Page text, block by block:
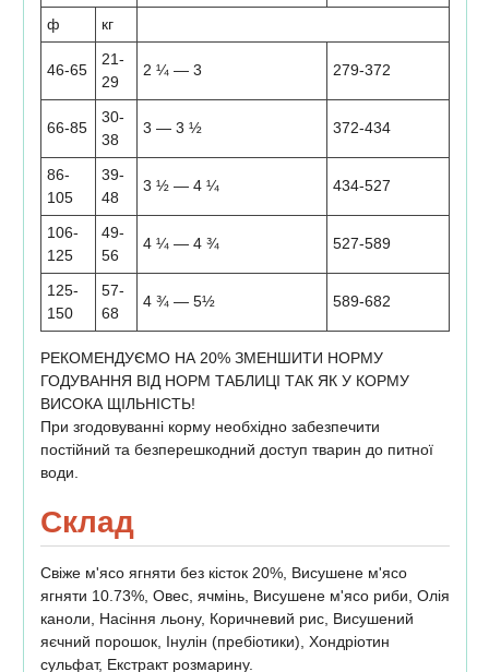
ф
кг
46-65
21-
29
2 ¼ — 3 279-372
66-85
30-
38
3 — 3 ½ 372-434
86-
105
39-
48
3 ½ — 4 ¼ 434-527
106-
125
49-
56
4 ¼ — 4 ¾ 527-589
125-
150
57-
68
4 ¾ — 5½ 589-682
РЕКОМЕНДУЄМО НА 20% ЗМЕНШИТИ НОРМУ
ГОДУВАННЯ ВІД НОРМ ТАБЛИЦІ ТАК ЯК У КОРМУ
ВИСОКА ЩІЛЬНІСТЬ!
При згодовуванні корму необхідно забезпечити
постійний та безперешкодний доступ тварин до питної
води.
Склад
Свіже м'ясо ягняти без кісток 20%, Висушене м'ясо
ягняти 10.73%, Овес, ячмінь, Висушене м'ясо риби, Олія
каноли, Насіння льону, Коричневий рис, Висушений
яєчний порошок, Інулін (пребіотики), Хондріотин
сульфат, Екстракт розмарину.